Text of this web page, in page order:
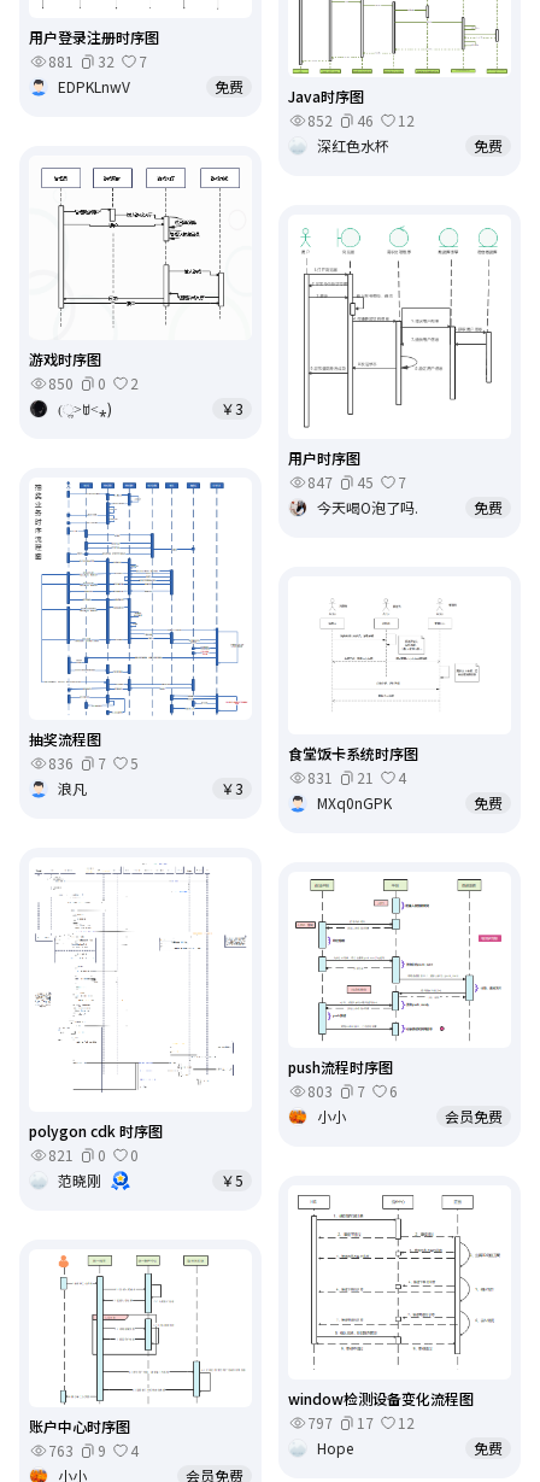
用户登录注册时序图
881
32
7
EDPKLnwV
免费
Java时序图
852
46
12
深红色水杯
免费
游戏时序图
850
0
2
(ૢ˃ꌂ˂⁎)
￥3
用户时序图
847
45
7
今天喝O泡了吗.
免费
抽奖流程图
836
7
5
浪凡
￥3
食堂饭卡系统时序图
831
21
4
MXq0nGPK
免费
polygon cdk 时序图
821
0
0
范晓刚
￥5
push流程时序图
803
7
6
小小
会员免费
window检测设备变化流程图
797
17
12
Hope
免费
账户中心时序图
763
9
4
小小
会员免费